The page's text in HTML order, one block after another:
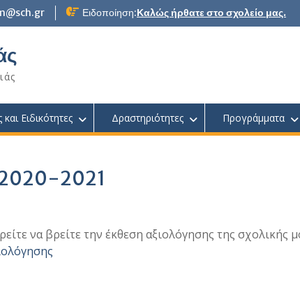
Ειδοποίηση:Καλώς ήρθατε στο σχολείο μας.
και Ειδικότητες Δραστηριότητες Προγράμματα
2020-2021
να βρείτε την έκθεση αξιολόγησης της σχολικής